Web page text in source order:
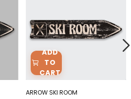
ADD
TO
CART
ARROW SKI ROOM